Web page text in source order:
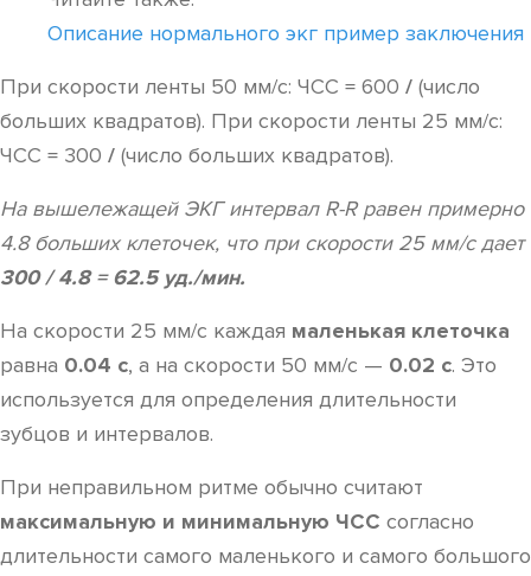
Описание нормального экг пример заключения
При скорости ленты 50 мм/с: ЧСС = 600 / (число
больших квадратов). При скорости ленты 25 мм/с:
ЧСС = 300 / (число больших квадратов).
На вышележащей ЭКГ интервал R-R равен примерно
4.8 больших клеточек, что при скорости 25 мм/с дает
300 / 4.8 = 62.5 уд./мин.
На скорости 25 мм/с каждая маленькая клеточка
равна 0.04 c, а на скорости 50 мм/с — 0.02 с. Это
используется для определения длительности
зубцов и интервалов.
При неправильном ритме обычно считают
максимальную и минимальную ЧСС согласно
длительности самого маленького и самого большого